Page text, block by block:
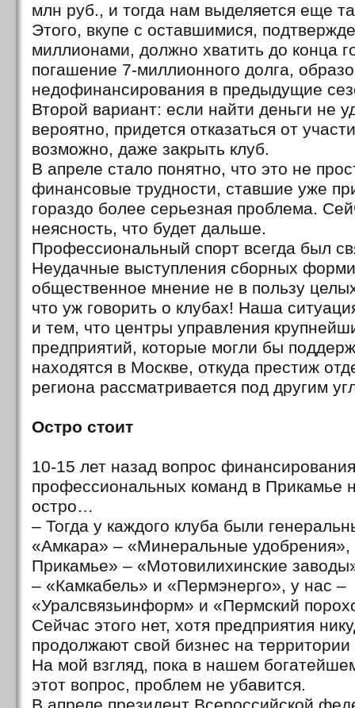
млн руб., и тогда нам выделяется еще
Этого, вкупе с оставшимися,
миллионами, должно хватить до конца
погашение 7-миллионного долга,
недофинансирования в предыдущие
Второй вариант: если найти деньги не
вероятно, придется отказаться от
возможно, даже закрыть клуб.
В апреле стало понятно, что это не
финансовые трудности, ставшие уже
гораздо более серьезная проблема.
неясность, что будет дальше.
Профессиональный спорт всегда был
Неудачные выступления сборных
общественное мнение не в пользу
что уж говорить о клубах! Наша
и тем, что центры управления
предприятий, которые могли бы
находятся в Москве, откуда престиж
региона рассматривается под другим
Остро стоит
10-15 лет назад вопрос финансирования
профессиональных команд в Прикамье
остро…
– Тогда у каждого клуба были
«Амкара» – «Минеральные
Прикамье» – «Мотовилихинские
– «Камкабель» и «Пермэнерго», у нас –
«Уралсвязьинформ» и «Пермский
Сейчас этого нет, хотя предприятия
продолжают свой бизнес на
На мой взгляд, пока в нашем
этот вопрос, проблем не убавится.